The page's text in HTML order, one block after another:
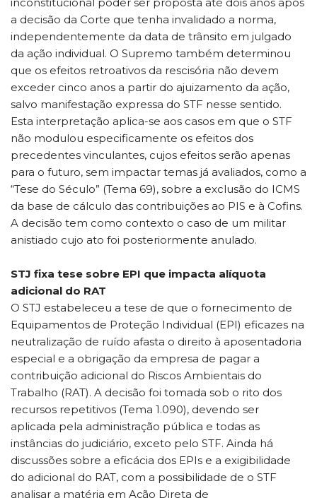
a decisão da Corte que tenha invalidado a norma,
independentemente da data de trânsito em julgado
da ação individual. O Supremo também determinou
que os efeitos retroativos da rescisória não devem
exceder cinco anos a partir do ajuizamento da ação,
salvo manifestação expressa do STF nesse sentido.
Esta interpretação aplica-se aos casos em que o STF
não modulou especificamente os efeitos dos
precedentes vinculantes, cujos efeitos serão apenas
para o futuro, sem impactar temas já avaliados, como a
“Tese do Século” (Tema 69), sobre a exclusão do ICMS
da base de cálculo das contribuições ao PIS e à Cofins.
A decisão tem como contexto o caso de um militar
anistiado cujo ato foi posteriormente anulado.
STJ fixa tese sobre EPI que impacta alíquota
adicional do RAT
O STJ estabeleceu a tese de que o fornecimento de
Equipamentos de Proteção Individual (EPI) eficazes na
neutralização de ruído afasta o direito à aposentadoria
especial e a obrigação da empresa de pagar a
contribuição adicional do Riscos Ambientais do
Trabalho (RAT). A decisão foi tomada sob o rito dos
recursos repetitivos (Tema 1.090), devendo ser
aplicada pela administração pública e todas as
instâncias do judiciário, exceto pelo STF. Ainda há
discussões sobre a eficácia dos EPIs e a exigibilidade
do adicional do RAT, com a possibilidade de o STF
analisar a matéria em Ação Direta de